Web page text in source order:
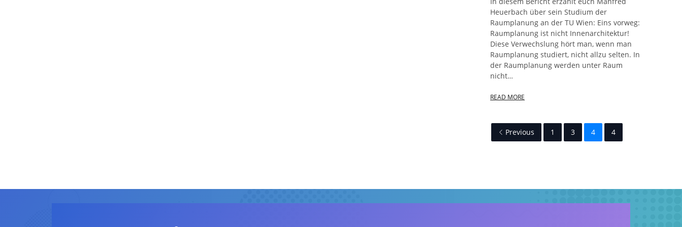
Heuerbach über sein Studium der
Raumplanung an der TU Wien: Eins vorweg:
Raumplanung ist nicht Innenarchitektur!
Diese Verwechslung hört man, wenn man
Raumplanung studiert, nicht allzu selten. In
der Raumplanung werden unter Raum
nicht…
READ MORE
Previous 1 3 4 4